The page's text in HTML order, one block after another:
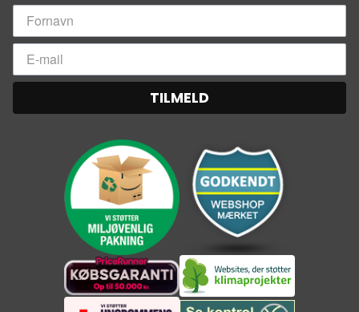
TILMELD